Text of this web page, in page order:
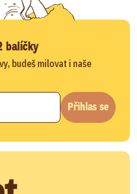
balíčky
budeš milovat i naše
Přihlas se